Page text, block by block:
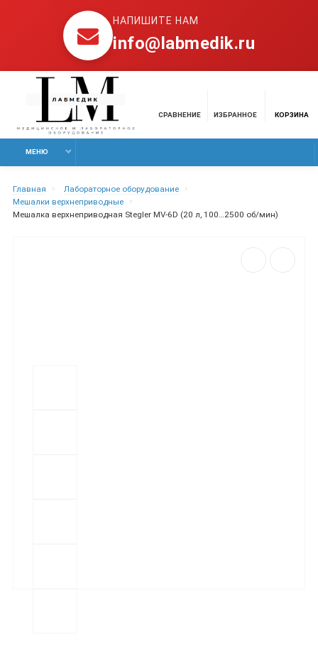
НАПИШИТЕ НАМ
info@labmedik.ru
СРАВНЕНИЕ ИЗБРАННОЕ КОРЗИНА
МЕНЮ
Главная
Лабораторное оборудование
Мешалки верхнеприводные
Мешалка верхнеприводная Stegler MV-6D (20 л, 100…2500 об/мин)